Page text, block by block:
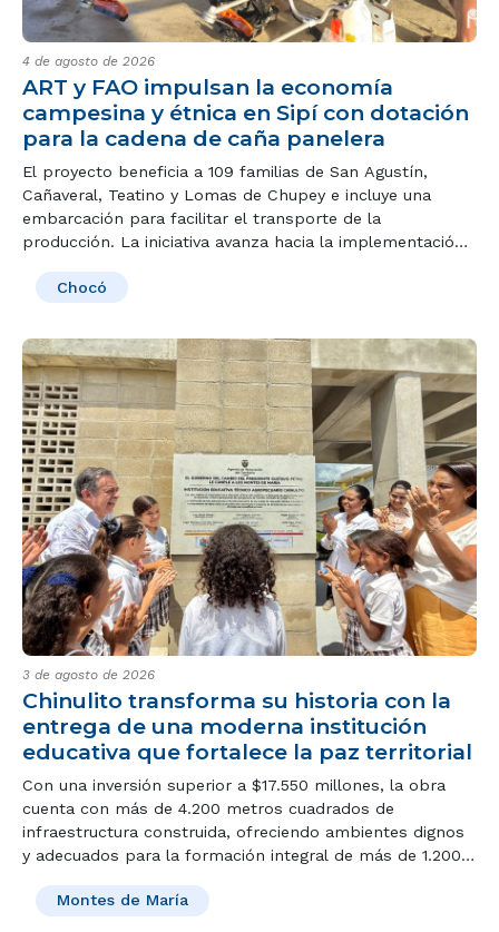
4 de agosto de 2026
ART y FAO impulsan la economía
campesina y étnica en Sipí con dotación
para la cadena de caña panelera
El proyecto beneficia a 109 familias de San Agustín,
Cañaveral, Teatino y Lomas de Chupey e incluye una
embarcación para facilitar el transporte de la
producción. La iniciativa avanza hacia la implementación
de un trapiche panelero para fortalecer la
economía local.
Chocó
3 de agosto de 2026
Chinulito transforma su historia con la
entrega de una moderna institución
educativa que fortalece la paz territorial
Con una inversión superior a $17.550 millones, la obra
cuenta con más de 4.200 metros cuadrados de
infraestructura construida, ofreciendo ambientes dignos
y adecuados para la formación integral de más de 1.200
Montes de María